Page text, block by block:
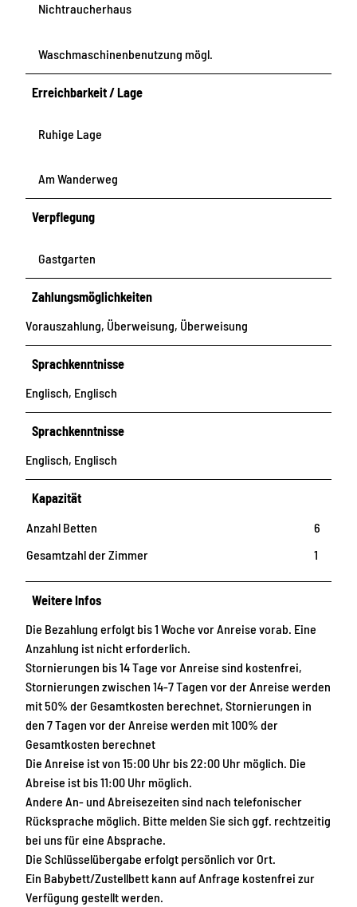
Nichtraucherhaus
Waschmaschinenbenutzung mögl.
Erreichbarkeit / Lage
Ruhige Lage
Am Wanderweg
Verpflegung
Gastgarten
Zahlungsmöglichkeiten
Vorauszahlung, Überweisung, Überweisung
Sprachkenntnisse
Englisch, Englisch
Sprachkenntnisse
Englisch, Englisch
Kapazität
Anzahl Betten
6
Gesamtzahl der Zimmer
1
Weitere Infos
Die Bezahlung erfolgt bis 1 Woche vor Anreise vorab. Eine
Anzahlung ist nicht erforderlich.
Stornierungen bis 14 Tage vor Anreise sind kostenfrei,
Stornierungen zwischen 14-7 Tagen vor der Anreise werden
mit 50% der Gesamtkosten berechnet, Stornierungen in
den 7 Tagen vor der Anreise werden mit 100% der
Gesamtkosten berechnet
Die Anreise ist von 15:00 Uhr bis 22:00 Uhr möglich. Die
Abreise ist bis 11:00 Uhr möglich.
Andere An- und Abreisezeiten sind nach telefonischer
Rücksprache möglich. Bitte melden Sie sich ggf. rechtzeitig
bei uns für eine Absprache.
Die Schlüsselübergabe erfolgt persönlich vor Ort.
Ein Babybett/Zustellbett kann auf Anfrage kostenfrei zur
Verfügung gestellt werden.